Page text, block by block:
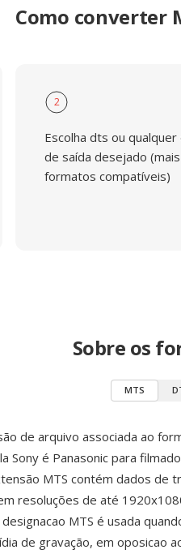
Como converter
2
Escolha dts ou
de saída desejado
formatos compatíveis)
Sobre os
MTS
de arquivo associada ao
Sony é Panasonic para
MTS contém dados de
resoluções de até
designacao MTS é usada
de gravação, em oposicao